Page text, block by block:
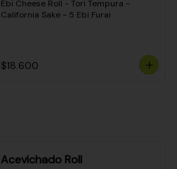
Ebi Cheese Roll - Tori Tempura -
California Sake - 5 Ebi Furai
$18.600
Acevichado Roll